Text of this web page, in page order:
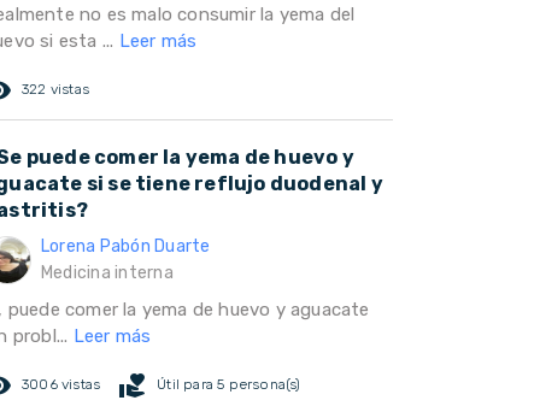
no es malo consumir la yema del
si esta ... Leer más
322 vistas
puede comer la yema de huevo y
si se tiene reflujo duodenal y
Lorena Pabón Duarte
Medicina interna
puede comer la yema de huevo y aguacate
probl... Leer más
3006 vistas volunteer_activism Útil para 5 persona(s)